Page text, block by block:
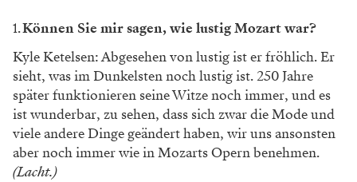
Können Sie mir sagen, wie lustig Mozart war?
Kyle Ketelsen: Abgesehen von lustig ist er fröhlich. Er
sieht, was im Dunkelsten noch lustig ist. 250 Jahre
später funktionieren seine Witze noch immer, und es
ist wunderbar, zu sehen, dass sich zwar die Mode und
viele andere Dinge geändert haben, wir uns ansonsten
aber noch immer wie in Mozarts Opern benehmen.
(Lacht.)